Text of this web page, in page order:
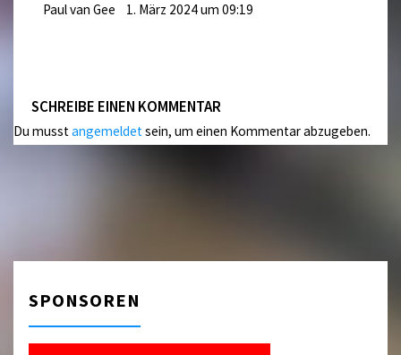
Paul van Gee 1. März 2024 um 09:19
SCHREIBE EINEN KOMMENTAR
Du musstangemeldetsein, um einen Kommentar abzugeben.
SPONSOREN